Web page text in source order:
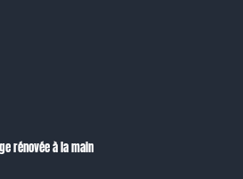
rénovée à la main